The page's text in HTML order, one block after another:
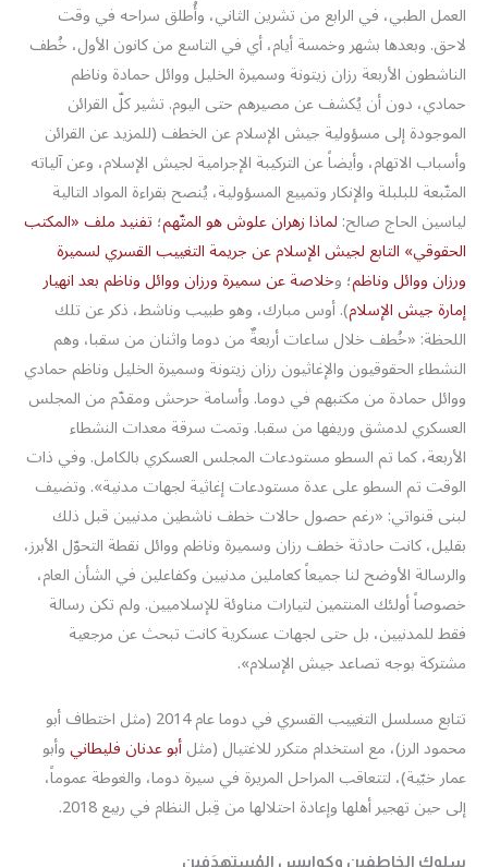
العمل الطبي، في الرابع من تشرين الثاني، وأُطلق سراحه في وقت
لاحق. وبعدها بشهر وخمسة أيام، أي في التاسع من كانون الأول، خُطف
الناشطون الأربعة رزان زيتونة وسميرة الخليل ووائل حمادة وناظم
حمادي، دون أن يُكشف عن مصيرهم حتى اليوم. تشير كلّ القرائن
الموجودة إلى مسؤولية جيش الإسلام عن الخطف (للمزيد عن القرائن
وأسباب الاتهام، وأيضاً عن التركيبة الإجرامية لجيش الإسلام، وعن آلياته
المتّبعة للبلبلة والإنكار وتمييع المسؤولية، يُنصح بقراءة المواد التالية
لياسين الحاج صالح:لماذا زهران علوش هو المتّهم؛تفنيد ملف «المكتب
الحقوقي» التابع لجيش الإسلام عن جريمة التغييب القسري لسميرة
ورزان ووائل وناظم؛ وخلاصة عن سميرة ورزان ووائل وناظم بعد انهيار
إمارة جيش الإسلام). أوس مبارك، وهو طبيب وناشط، ذكر عن تلك
اللحظة: «خُطف خلال ساعات أربعةٌ من دوما واثنان من سقبا، وهم
النشطاء الحقوقيون والإغاثيون رزان زيتونة وسميرة الخليل وناظم حمادي
ووائل حمادة من مكتبهم في دوما. وأسامة حرحش ومقدّم من المجلس
العسكري لدمشق وريفها من سقبا. وتمت سرقة معدات النشطاء
الأربعة، كما تم السطو مستودعات المجلس العسكري بالكامل. وفي ذات
الوقت تم السطو على عدة مستودعات إغاثية لجهات مدنية». وتضيف
لبنى قنواتي: «رغم حصول حالات خطف ناشطين مدنيين قبل ذلك
بقليل، كانت حادثة خطف رزان وسميرة وناظم ووائل نقطة التحوّل الأبرز،
والرسالة الأوضح لنا جميعاً كعاملين مدنيين وكفاعلين في الشأن العام،
خصوصاً أولئك المنتمين لتيارات مناوئة للإسلاميين. ولم تكن رسالة
فقط للمدنيين، بل حتى لجهات عسكرية كانت تبحث عن مرجعية
مشتركة بوجه تصاعد جيش الإسلام».
تتابع مسلسل التغييب القسري في دوما عام 2014 (مثل اختطاف أبو
محمود الرز)، مع استخدام متكرر للاغتيال (مثلأبو عدنان فليطانيوأبو
عمار خبّية)، لتتعاقب المراحل المريرة في سيرة دوما، والغوطة عموماً،
إلى حين تهجير أهلها وإعادة احتلالها من قِبل النظام في ربيع 2018.
سلوك الخاطفين وكوابيس المُستهدَفين